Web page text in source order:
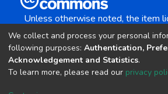
Unless otherwise noted, the item
Creative Commons
copyright ©
We collect and process your personal
following purposes: Authentication,
Acknowledgement and Statistics.
To learn more, please read our privacy